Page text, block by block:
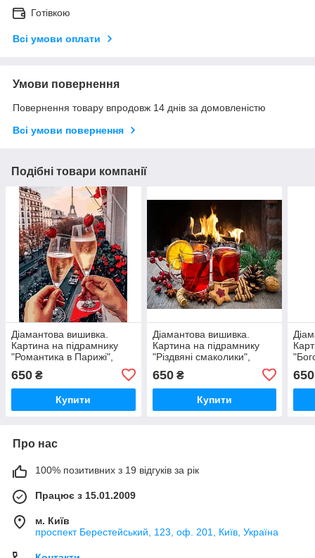
Готівкою
Всі умови оплати
Умови повернення
Повернення товару впродовж 14 днів за домовленістю
Всі умови повернення
Подібні товари компанії
Діамантова вишивка.
Картина на підрамнику
"Романтика в Парижі",
40х50см, квадратні стрази
650 ₴
Купити
Діамантова вишивка.
Картина на підрамнику
"Різдвяні смаколики",
стрази
650₴
Купити
650
Про нас
100% позитивних з 19 відгуків за рік
Працює з 15.01.2009
м. Київ
проспект Берестейський, 123, оф. 201, Київ, Україна